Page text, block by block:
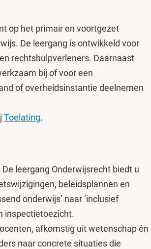
op het primair en voortgezet
De leergang is ontwikkeld voor
rechtshulpverleners. Daarnaast
bij of voor een
of overheidsinstantie deelnemen
Toelating.
De leergang Onderwijsrecht biedt u
beleidsplannen en
onderwijs’ naar ‘inclusief
inspectietoezicht.
afkomstig uit wetenschap én
naar concrete situaties die